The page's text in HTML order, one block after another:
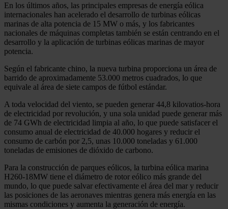
En los últimos años, las principales empresas de energía eólica
internacionales han acelerado el desarrollo de turbinas eólicas
marinas de alta potencia de 15 MW o más, y los fabricantes
nacionales de máquinas completas también se están centrando en el
desarrollo y la aplicación de turbinas eólicas marinas de mayor
potencia.
Según el fabricante chino, la nueva turbina proporciona un área de
barrido de aproximadamente 53.000 metros cuadrados, lo que
equivale al área de siete campos de fútbol estándar.
A toda velocidad del viento, se pueden generar 44,8 kilovatios-hora
de electricidad por revolución, y una sola unidad puede generar más
de 74 GWh de electricidad limpia al año, lo que puede satisfacer el
consumo anual de electricidad de 40.000 hogares y reducir el
consumo de carbón por 2,5, unas 10.000 toneladas y 61.000
toneladas de emisiones de dióxido de carbono.
Para la construcción de parques eólicos, la turbina eólica marina
H260-18MW tiene el diámetro de rotor eólico más grande del
mundo, lo que puede salvar efectivamente el área del mar y reducir
las posiciones de las aeronaves mientras genera más energía en las
mismas condiciones y aumenta la generación de energía.